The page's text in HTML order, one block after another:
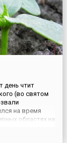
день чтит
(во святом
на время
областях на